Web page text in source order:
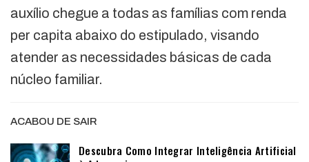
auxílio chegue a todas as famílias com renda
per capita abaixo do estipulado, visando
atender as necessidades básicas de cada
núcleo familiar.
ACABOU DE SAIR
Descubra Como Integrar Inteligência Artificial